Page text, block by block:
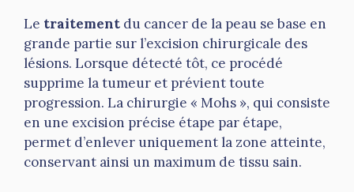
Le traitement du cancer de la peau se base en
grande partie sur l’excision chirurgicale des
lésions. Lorsque détecté tôt, ce procédé
supprime la tumeur et prévient toute
progression. La chirurgie « Mohs », qui consiste
en une excision précise étape par étape,
permet d’enlever uniquement la zone atteinte,
conservant ainsi un maximum de tissu sain.